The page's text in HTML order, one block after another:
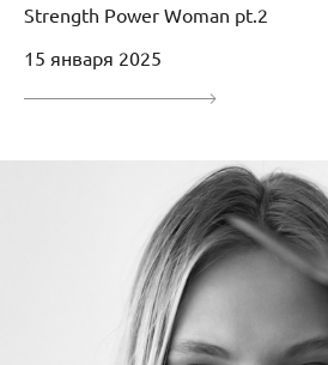
Strength Power Woman pt.2
15 января 2025